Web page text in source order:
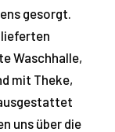
gesorgt.
Waschhalle,
mit Theke,
uns über die